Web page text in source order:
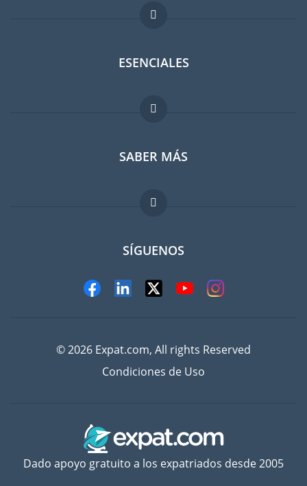
ESENCIALES
Foro para expatriados
Guia para expatriados
Trabajos en el extranjero
SABER MÁS
FAQ
SÍGUENOS
© 2026 Expat.com, All rights Reserved
Condiciones de Uso
Dado apoyo gratuito a los expatriados desde 2005